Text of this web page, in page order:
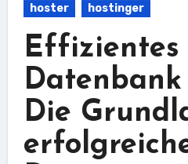
hoster hostinger
Effizientes
Die